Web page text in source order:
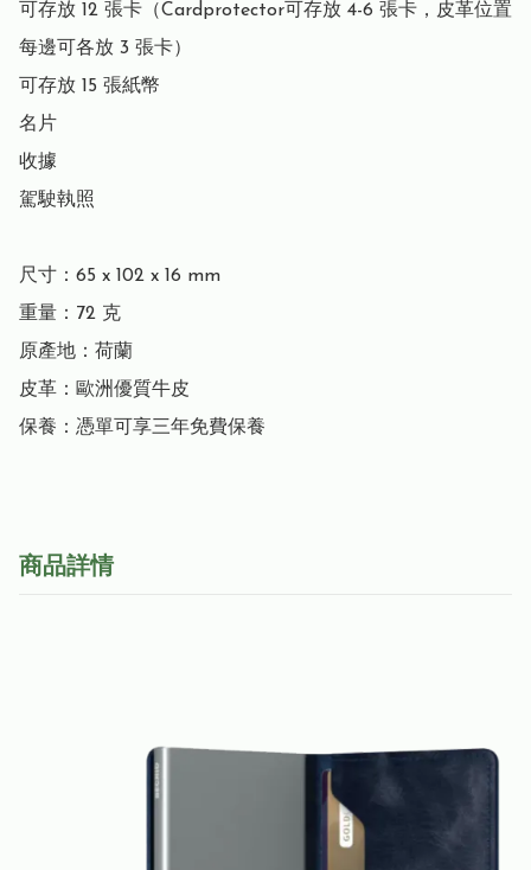
可存放 12 張卡（Cardprotector可存放 4-6 張卡，皮革位置
每邊可各放 3 張卡）
可存放 15 張紙幣
名片
收據
駕駛執照
尺寸：65 x 102 x 16 mm
重量：72 克
原產地：荷蘭
皮革：歐洲優質牛皮
保養：憑單可享三年免費保養
商品詳情